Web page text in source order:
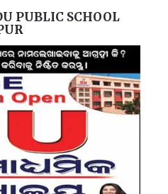
PUBLIC SCHOOL